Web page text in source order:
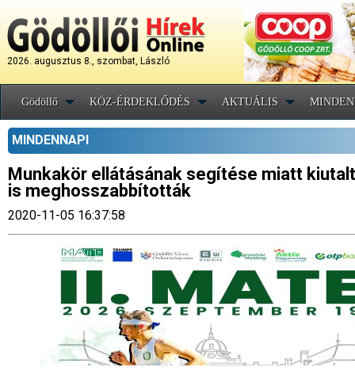
2026. augusztus 8., szombat, László
Gödöllő KÖZ-ÉRDEKLŐDÉS AKTUÁLIS
MINDENNAPI
Munkakör ellátásának segítése miatt
is meghosszabbították
2020-11-05 16:37:58